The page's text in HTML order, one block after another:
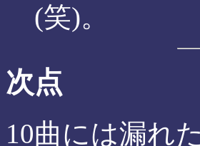
(笑)。
次点
10曲には漏れ